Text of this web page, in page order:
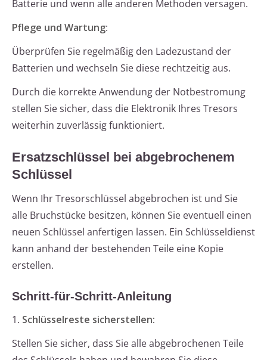
Batterie und wenn alle anderen Methoden versagen.
Pflege und Wartung:
Überprüfen Sie regelmäßig den Ladezustand der
Batterien und wechseln Sie diese rechtzeitig aus.
Durch die korrekte Anwendung der Notbestromung
stellen Sie sicher, dass die Elektronik Ihres Tresors
weiterhin zuverlässig funktioniert.
Ersatzschlüssel bei abgebrochenem
Schlüssel
Wenn Ihr Tresorschlüssel abgebrochen ist und Sie
alle Bruchstücke besitzen, können Sie eventuell einen
neuen Schlüssel anfertigen lassen. Ein Schlüsseldienst
kann anhand der bestehenden Teile eine Kopie
erstellen.
Schritt-für-Schritt-Anleitung
1. Schlüsselreste sicherstellen:
Stellen Sie sicher, dass Sie alle abgebrochenen Teile